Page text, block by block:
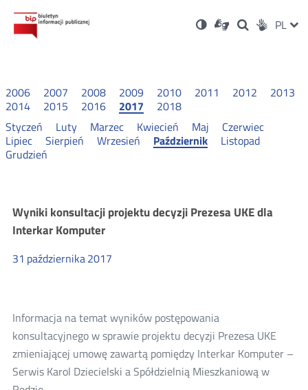
Ustawienia
Wersja
kontrastowa
Dla
niesłyszących
OtwórzOtwórz
w
Otwórz
w
Social PL
2006 2007 2008 2009 2010 2011 2012
2013
2014
2015 2016 2017
2018
Styczeń
Luty Marzec Kwiecień Maj
Czerwiec
Lipiec
Sierpień Wrzesień Październik
Listopad
Grudzień
Wyniki
konsultacji
Wyniki konsultacji projektu decyzji Prezesa UKE dla
Interkar Komputer
31 października2017
Informacja na temat wyników postępowania
konsultacyjnego w sprawie projektu decyzji Prezesa UKE
zmieniającej umowę zawartą pomiędzy Interkar Komputer –
Serwis Karol Dziecielski a Spółdzielnią Mieszkaniową w